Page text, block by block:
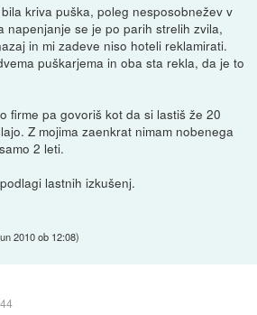
kriva puška, poleg nesposobnežev v
napenjanje se je po parih strelih zvila,
in mi zadeve niso hoteli reklamirati.
puškarjema in oba sta rekla, da je to
firme pa govoriš kot da si lastiš že 20
Z mojima zaenkrat nimam nobenega
2 leti.
lastnih izkušenj.
2010 ob 12:08)